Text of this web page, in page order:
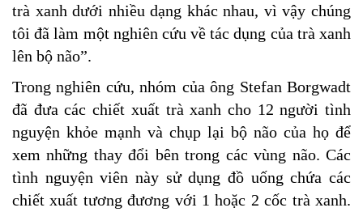
trà xanh dưới nhiều dạng khác nhau, vì vậy chúng
tôi đã làm một nghiên cứu về tác dụng của trà xanh
lên bộ não”.
Trong nghiên cứu, nhóm của ông Stefan Borgwadt
đã đưa các chiết xuất trà xanh cho 12 người tình
nguyện khỏe mạnh và chụp lại bộ não của họ để
xem những thay đổi bên trong các vùng não. Các
tình nguyện viên này sử dụng đồ uống chứa các
chiết xuất tương đương với 1 hoặc 2 cốc trà xanh.